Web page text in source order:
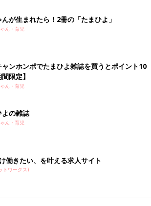
ト「ym_ch_」
ビーの帽子をセレクト♪ アニマル柄のバケ
299円で買えたそう！この帽子を被って動
ているんだとか。こちらの方は夏用パジャ
のこと！
い！500円以下トップス
が生まれたら！2冊の「たまひよ」
ん・育児
ャンホンポでたまひよ雑誌を買うとポイント10
限定】
ん・育児
よの雑誌
ん・育児
働きたい、を叶える求人サイト
トワークス)